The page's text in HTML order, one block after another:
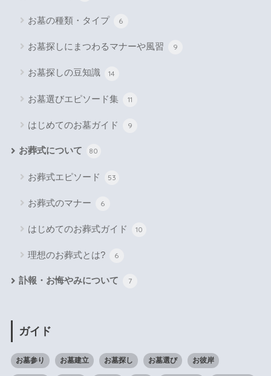
お墓の種類・タイプ 6
お墓探しにまつわるマナーや風習 9
お墓探しの豆知識 14
お墓選びエピソード集 11
はじめてのお墓ガイド 9
お葬式について 80
お葬式エピソード 53
お葬式のマナー 6
はじめてのお葬式ガイド 10
理想のお葬式とは? 6
訃報・お悔やみについて 7
ガイド
お墓参り お墓建立 お墓探し お墓選び お彼岸